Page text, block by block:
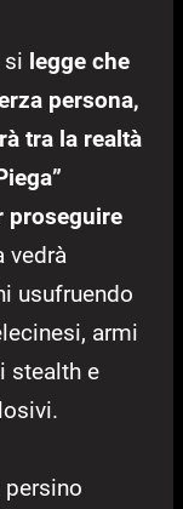
si legge che
persona,
tra la realtà
proseguire
vedrà
usufruendo
armi
stealth e
persino